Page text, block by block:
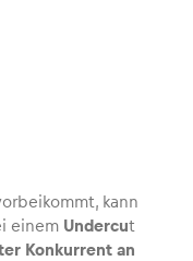
kann
einem Undercut
Konkurrent an